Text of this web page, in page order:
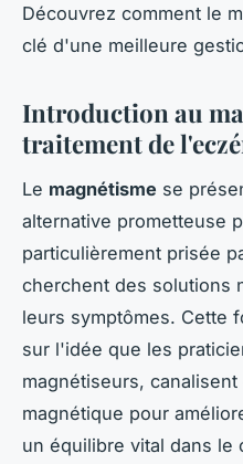
Découvrez comment le
clé d'une meilleure
Introduction au
traitement de
Le magnétisme se
alternative prometteuse
particulièrement prisée
cherchent des solutions
leurs symptômes. Cette
sur l'idée que les
magnétiseurs, canalisent
magnétique pour
un équilibre vital dans le